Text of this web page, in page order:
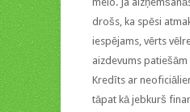
drošs, ka spēsi
iespējams, vērts
aizdevums
Kredīts ar
tāpat kā jebkurš